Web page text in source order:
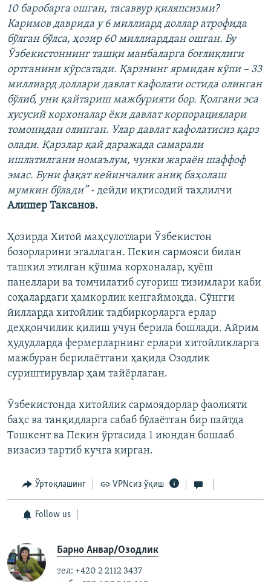
10 баробарга ошган, тасаввур қиляпсизми?
Каримов даврида у 6 миллиард доллар атрофида
бўлган бўлса, ҳозир 60 миллиарддан ошган. Бу
Ўзбекистоннинг ташқи манбаларга боғлиқлиги
ортганини кўрсатади. Қарзнинг ярмидан кўпи – 33
миллиард доллари давлат кафолати остида олинган
бўлиб, уни қайтариш мажбурияти бор. Қолгани эса
хусусий корхоналар ёки давлат корпорациялари
томонидан олинган. Улар давлат кафолатисиз қарз
олади. Қарзлар қай даражада самарали
ишлатилгани номаълум, чунки жараён шаффоф
эмас. Буни фақат кейинчалик аниқ баҳолаш
мумкин бўлади” - дейди иқтисодий таҳлилчи
Алишер Таксанов.
Ҳозирда Хитой маҳсулотлари Ўзбекистон
бозорларини эгаллаган. Пекин сармояси билан
ташкил этилган қўшма корхоналар, қуёш
панеллари ва томчилатиб суғориш тизимлари каби
соҳалардаги ҳамкорлик кенгаймоқда. Сўнгги
йилларда хитойлик тадбиркорларга ерлар
деҳқончилик қилиш учун берила бошлади. Айрим
ҳудудларда фермерларнинг ерлари хитойликларга
мажбуран берилаётгани ҳақида Озодлик
суриштирувлар ҳам тайёрлаган.
Ўзбекистонда хитойлик сармоядорлар фаолияти
баҳс ва танқидларга сабаб бўлаётган бир пайтда
Тошкент ва Пекин ўртасида 1 июндан бошлаб
визасиз тартиб кучга кирган.
Ўртоқлашинг VPNсиз ўқиш
Follow us
Барно Анвар/Озодлик
тел: +420 2 2112 3437